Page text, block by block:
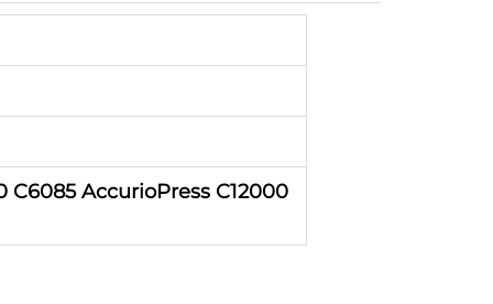
C6085 AccurioPress C12000